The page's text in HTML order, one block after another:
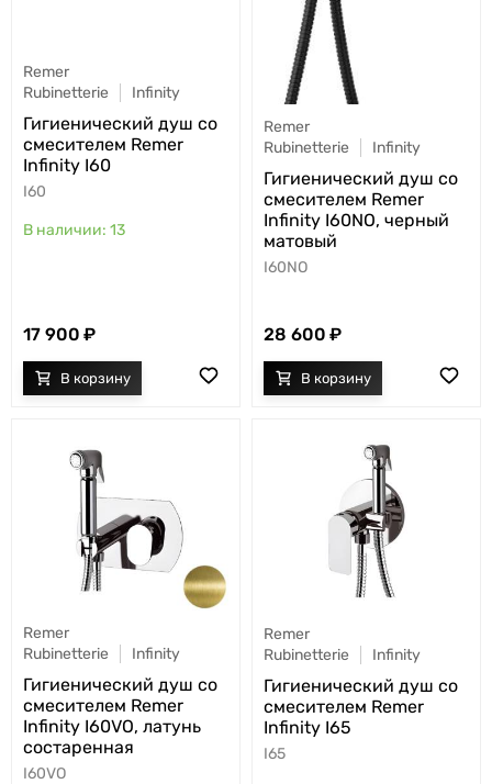
Remer
Rubinetterie
Infinity
Гигиенический душ со
смесителем Remer
Infinity I60
I60
13
17 900
Remer
Rubinetterie
Infinity
Гигиенический душ со
смесителем Remer
Infinity I60NO, черный
матовый
I60NO
28 600
Remer
Rubinetterie
Infinity
Гигиенический душ со
смесителем Remer
Infinity I60VO, латунь
состаренная
I60VO
Remer
Rubinetterie
Infinity
Гигиенический душ со
смесителем Remer
Infinity I65
I65